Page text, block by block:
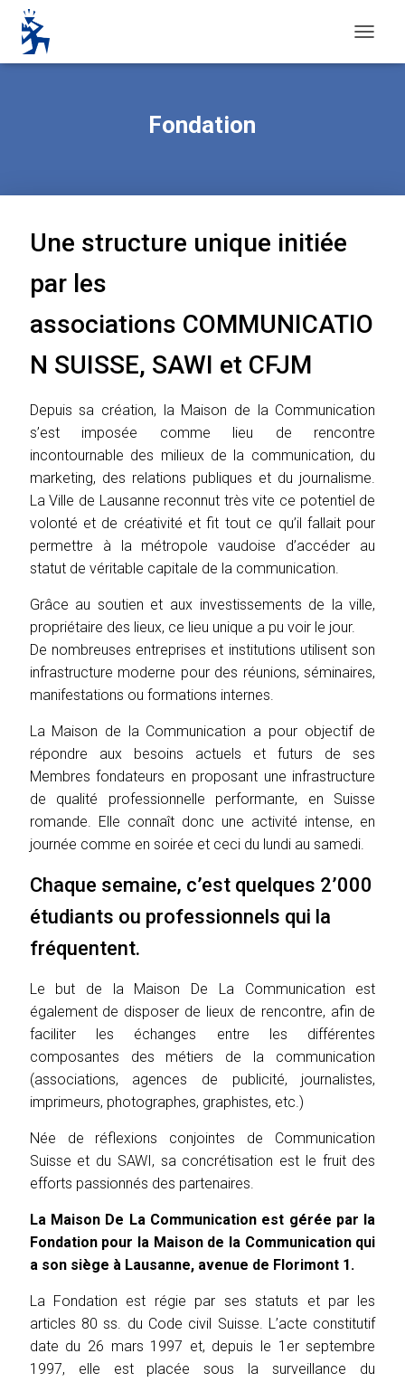
U
A
T
O
N
Fondation
Une structure unique initiée
par les
associations COMMUNICATIO
N SUISSE, SAWI et CFJM
Depuis sa création, la Maison de la Communication
s’est imposée comme lieu de rencontre
incontournable des milieux de la communication, du
marketing, des relations publiques et du journalisme.
La Ville de Lausanne reconnut très vite ce potentiel de
volonté et de créativité et fit tout ce qu’il fallait pour
permettre à la métropole vaudoise d’accéder au
statut de véritable capitale de la communication.
Grâce au soutien et aux investissements de la ville,
propriétaire des lieux, ce lieu unique a pu voir le jour.
De nombreuses entreprises et institutions utilisent son
infrastructure moderne pour des réunions, séminaires,
manifestations ou formations internes.
La Maison de la Communication a pour objectif de
répondre aux besoins actuels et futurs de ses
Membres fondateurs en proposant une infrastructure
de qualité professionnelle performante, en Suisse
romande. Elle connaît donc une activité intense, en
journée comme en soirée et ceci du lundi au samedi.
Chaque semaine, c’est quelques 2’000
étudiants ou professionnels qui la
fréquentent.
Le but de la Maison De La Communication est
également de disposer de lieux de rencontre, afin de
faciliter les échanges entre les différentes
composantes des métiers de la communication
(associations, agences de publicité, journalistes,
imprimeurs, photographes, graphistes, etc.)
Née de réflexions conjointes de Communication
Suisse et du SAWI, sa concrétisation est le fruit des
efforts passionnés des partenaires.
La Maison De La Communication est gérée par la
Fondation pour la Maison de la Communication qui
a son siège à Lausanne, avenue de Florimont 1.
La Fondation est régie par ses statuts et par les
articles 80 ss. du Code civil Suisse. L’acte constitutif
date du 26 mars 1997 et, depuis le 1er septembre
1997, elle est placée sous la surveillance du